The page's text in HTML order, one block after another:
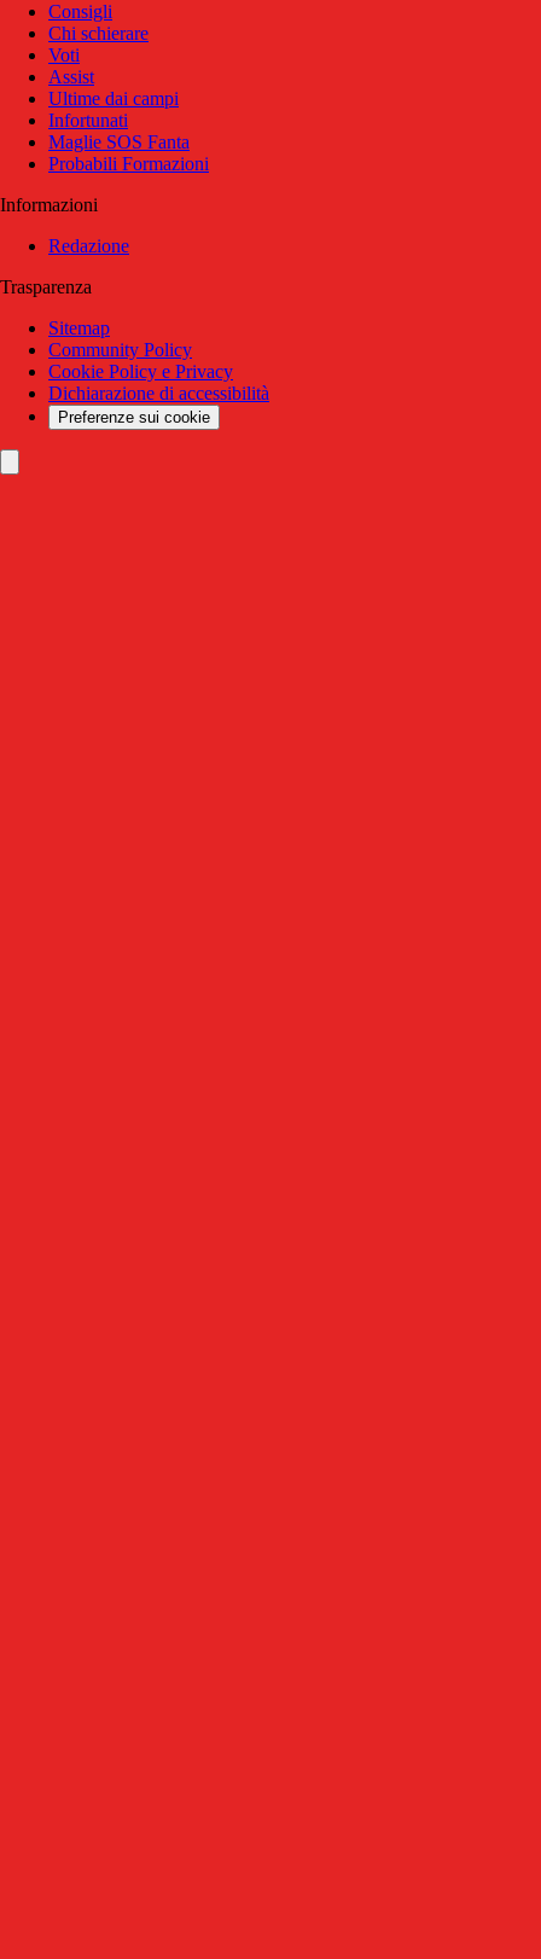
Consigli
Chi schierare
Voti
Assist
Ultime dai campi
Infortunati
Maglie SOS Fanta
Probabili Formazioni
Informazioni
Redazione
Trasparenza
Sitemap
Community Policy
Cookie Policy e Privacy
Dichiarazione di accessibilità
Preferenze sui cookie